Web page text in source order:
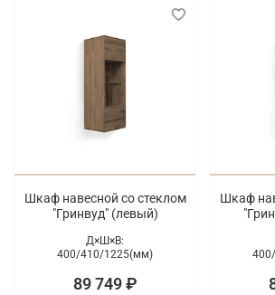
Шкаф навесной со стеклом
"Гринвуд" (левый)
Д×Ш×В:
400/410/1225(мм)
89 749 ₽
Шкаф
400/